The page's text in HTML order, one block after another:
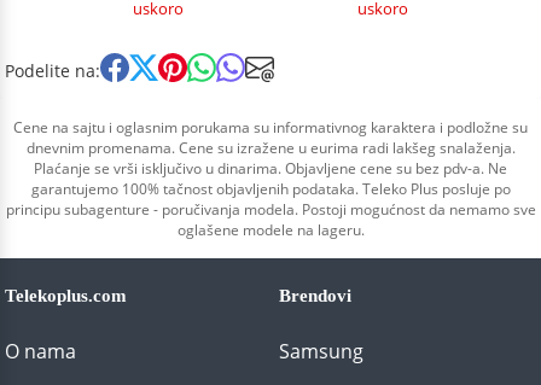
uskoro
uskoro
Podelite na:
Cene na sajtu i oglasnim porukama su informativnog karaktera i podložne su
dnevnim promenama. Cene su izražene u eurima radi lakšeg snalaženja.
Plaćanje se vrši isključivo u dinarima. Objavljene cene su bez pdv-a. Ne
garantujemo 100% tačnost objavljenih podataka. Teleko Plus posluje po
principu subagenture - poručivanja modela. Postoji mogućnost da nemamo sve
oglašene modele na lageru.
Telekoplus.com
O nama
Brendovi
Samsung